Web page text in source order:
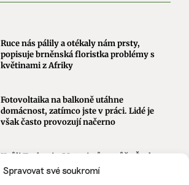
Spravovat své soukromí
Ruce nás pálily a otékaly nám prsty,
popisuje brněnská floristka problémy s
květinami z Afriky
Fotovoltaika na balkoně utáhne
domácnost, zatímco jste v práci. Lidé je
však často provozují načerno
Kvůli Turkovi a Motoristům může Česko
přijít o desítky miliard. Ve hře jsou
akcelerační zóny i povolenky